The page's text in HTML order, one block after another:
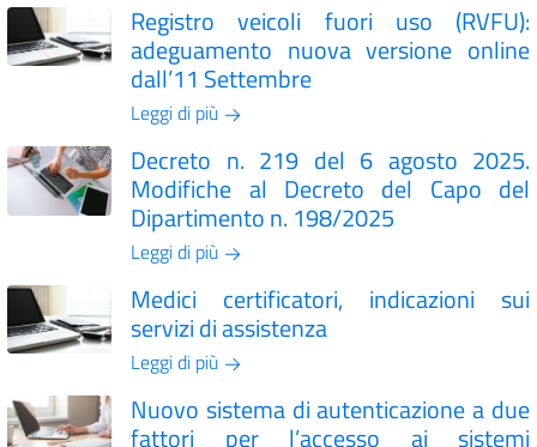
Registro veicoli fuori uso (RVFU):
adeguamento nuova versione online
dall’11 Settembre
Leggi di più
Decreto n. 219 del 6 agosto 2025.
Modifiche al Decreto del Capo del
Dipartimento n. 198/2025
Leggi di più
Medici certificatori, indicazioni sui
servizi di assistenza
Leggi di più
Nuovo sistema di autenticazione a due
fattori per l’accesso ai sistemi